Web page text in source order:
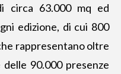
circa 63.000 mq ed
edizione, di cui 800
rappresentano oltre
90.000 presenze